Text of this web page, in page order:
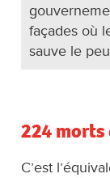
façades où
sauve le
224 morts
C’est